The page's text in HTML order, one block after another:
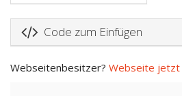
Code zum Einfügen
Webseitenbesitzer? Webseite jetzt